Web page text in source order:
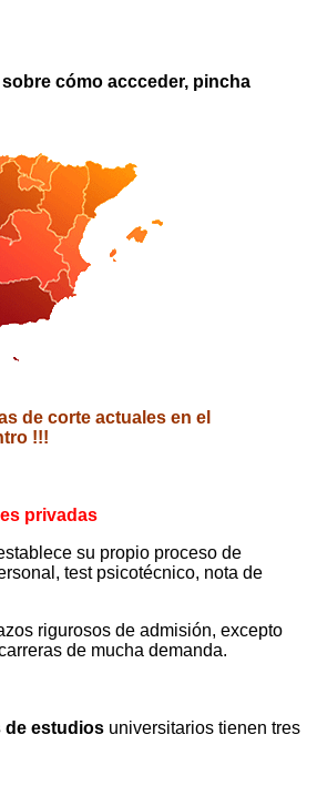
cómo accceder, pincha
de corte actuales en el
!!!
privadas
su propio proceso de
test psicotécnico, nota de
rigurosos de admisión, excepto
de mucha demanda.
de estudios universitarios tienen tres